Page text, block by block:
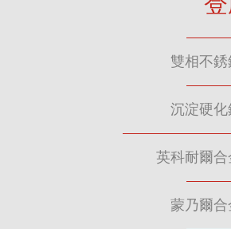
雙相不銹
沉淀硬化
英科耐爾合
蒙乃爾合